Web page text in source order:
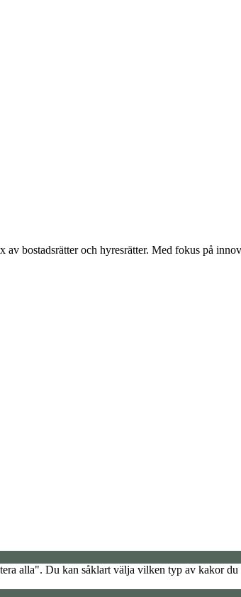
av bostadsrätter och hyresrätter. Med fokus på
alla". Du kan såklart välja vilken typ av kakor